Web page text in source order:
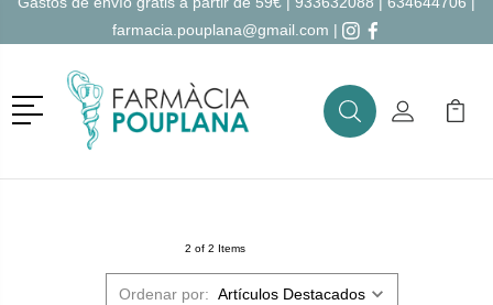
farmacia.pouplana@gmail.com |
Menú
BuscarMi Cuenta
Mi
2 of 2 Items
Ordenar por: